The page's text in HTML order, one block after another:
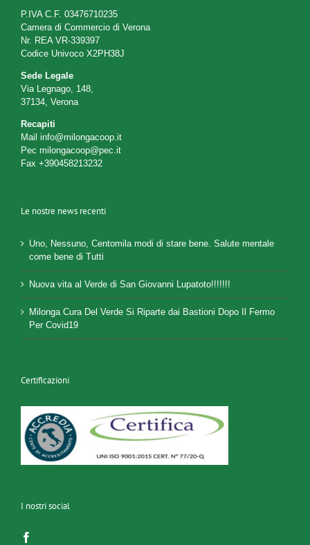
P.IVA C.F. 03476710235
Camera di Commercio di Verona
Nr. REA VR-339397
Codice Univoco X2PH38J
Sede Legale
Via Legnago, 148,
37134, Verona
Recapiti
Mail info@milongacoop.it
Pec milongacoop@pec.it
Fax +390458213232
Le nostre news recenti
Uno, Nessuno, Centomila modi di stare bene. Salute mentale
come bene di Tutti
Nuova vita al Verde di San Giovanni Lupatoto!!!!!!!
Milonga Cura Del Verde Si Riparte dai Bastioni Dopo Il Fermo
Per Covid19
Certificazioni
I nostri social